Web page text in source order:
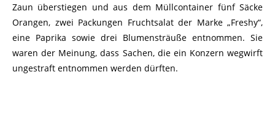
Zaun überstiegen und aus dem Müllcontainer fünf Säcke
Orangen, zwei Packungen Fruchtsalat der Marke „Freshy“,
eine Paprika sowie drei Blumensträuße entnommen. Sie
waren der Meinung, dass Sachen, die ein Konzern wegwirft
ungestraft entnommen werden dürften.